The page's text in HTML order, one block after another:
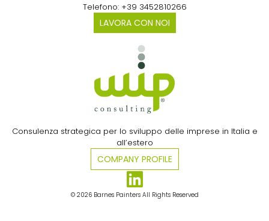
Consulenza strategica per lo sviluppo delle imprese in Italia e
all’estero​
COMPANY PROFILE
© 2026 Barnes Painters All Rights Reserved
Telefono: +39 3452810266
LAVORA CON NOI